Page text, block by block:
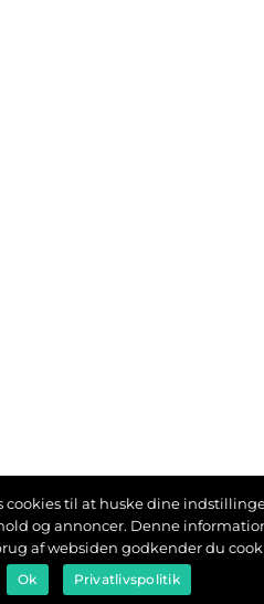
cookies til at huske dine
og annoncer. Denne
af websiden godkender du
Ok Privatlivspolitik